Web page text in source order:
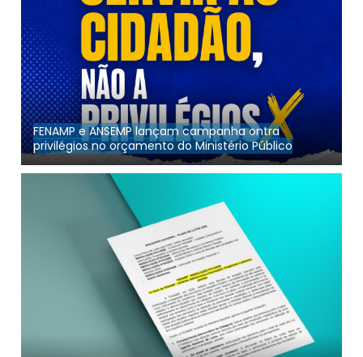
FENAMP e ANSEMP lançam campanha ontra
privilégios no orçamento do Ministério Público